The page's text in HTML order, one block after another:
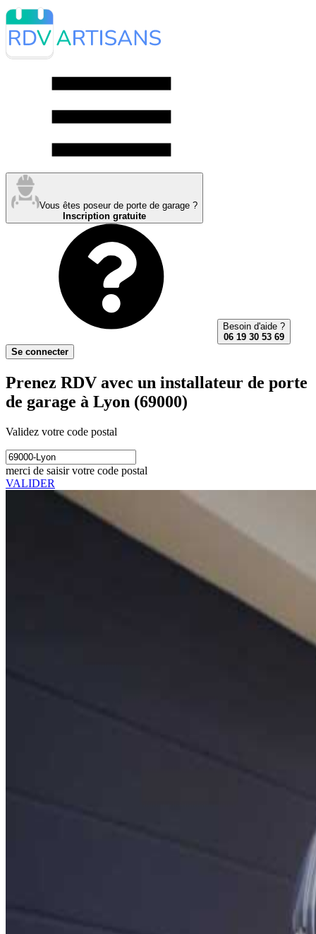
Vous êtes poseur de porte de garage ?
Inscription gratuite
Besoin d'aide ?
06 19 30 53 69
Se connecter
Prenez RDV avec un installateur de porte
de garage à Lyon (69000)
Validez votre code postal
merci de saisir votre code postal
VALIDER